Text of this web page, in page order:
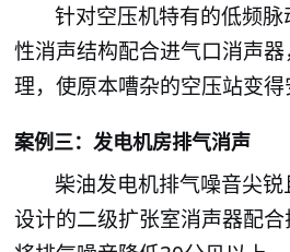
针对空压机特有的低频
性消声结构配合进气口消声
理，使原本嘈杂的空压站变得
案例三：发电机房排气消声
柴油发电机排气噪音尖
设计的二级扩张室消声器配